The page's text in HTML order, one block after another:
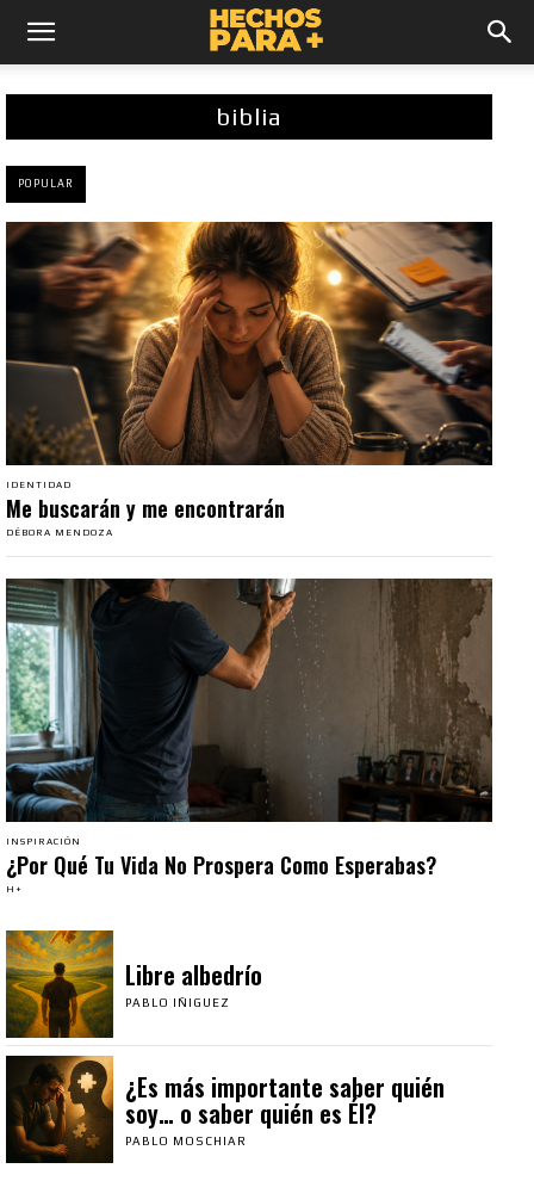
biblia
POPULAR
IDENTIDAD
Me buscarán y me encontrarán
DÉBORA MENDOZA
INSPIRACIÓN
¿Por Qué Tu Vida No Prospera Como Esperabas?
H+
Libre albedrío
PABLO IÑIGUEZ
¿Es más importante saber quién
soy… o saber quién es Él?
PABLO MOSCHIAR